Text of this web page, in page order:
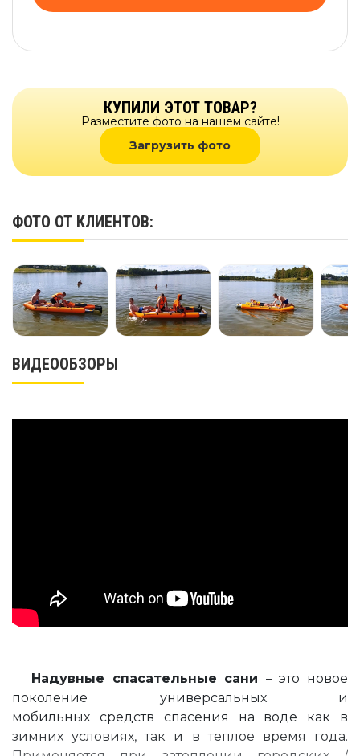
КУПИЛИ ЭТОТ ТОВАР?
Разместите фото на нашем сайте!
Загрузить фото
ФОТО ОТ КЛИЕНТОВ:
ВИДЕООБЗОРЫ
Надувные спасательные сани – это новое
поколение универсальных и
мобильных средств спасения на воде как в
зимних условиях, так и в теплое время года.